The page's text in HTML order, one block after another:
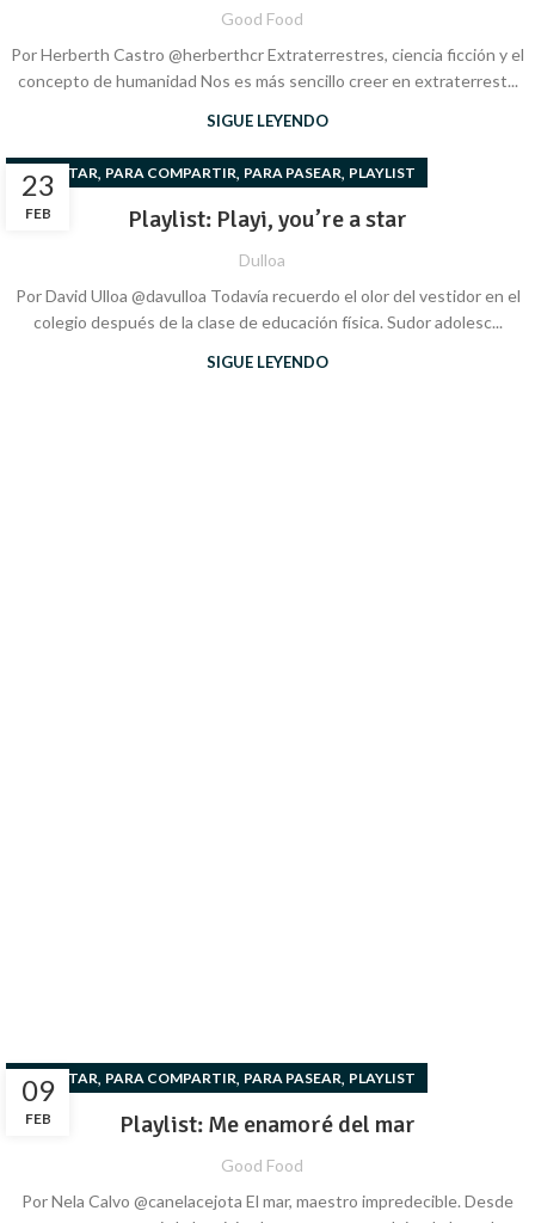
Good Food
Por Herberth Castro @herberthcr Extraterrestres, ciencia ficción y el
concepto de humanidad Nos es más sencillo creer en extraterrest...
SIGUE LEYENDO
23
FEB
BIENESTAR, PARA COMPARTIR, PARA PASEAR, PLAYLIST
Playlist: Playi, you’re a star
Dulloa
Por David Ulloa @davulloa Todavía recuerdo el olor del vestidor en el
colegio después de la clase de educación física. Sudor adolesc...
SIGUE LEYENDO
09
FEB
BIENESTAR, PARA COMPARTIR, PARA PASEAR, PLAYLIST
Playlist: Me enamoré del mar
Good Food
Por Nela Calvo @canelacejota El mar, maestro impredecible. Desde